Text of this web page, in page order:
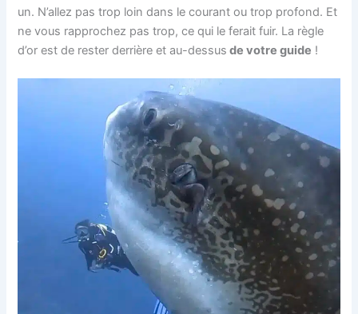
un. N’allez pas trop loin dans le courant ou trop profond. Et
ne vous rapprochez pas trop, ce qui le ferait fuir. La règle
d’or est de rester derrière etau-dessus de votre guide !